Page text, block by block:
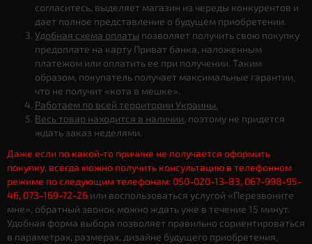
согласитесь, выделяет магазин из череды конкурентов и
дает полное представление о будущем приобретении.
Удобная схема оплаты позволяет получить свою покупку
предоплате на карту Приват банка, наложенным
платежом или оплатить ее при получении. Таким
образом, покупатель получает максимальные гарантии,
что не получит «кота в мешке».
Работаем по всей территории Украины.
Весь товар находится в наличии, поэтому не придется
ждать заказ неделями.
Даже если по какой-то причине не получается оформить
покупку, всегда можно получить консультацию в телефонном
режиме по следующим телефонам: 050-020-13-83, 067-998-95-
46, 073-169-72-26 или воспользоваться услугой «Перезвоните
мне», обратный звонок можно ждать уже в течение 15 минут.
Удобная форма выбора позволяет правильно сориентироваться
в параметрах, размерах, дизайне будущего приобретения,